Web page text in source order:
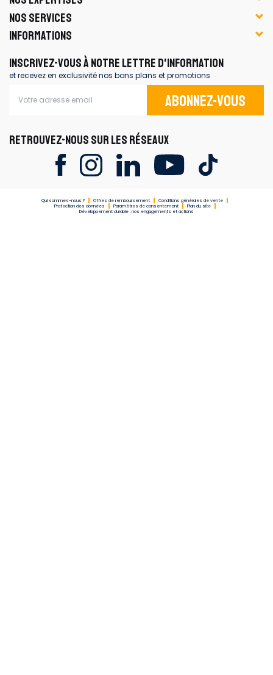
NOS SERVICES
INFORMATIONS
INSCRIVEZ-VOUS À NOTRE LETTRE D'INFORMATION
et recevez en exclusivité nos bons plans et promotions
Abonnez-vous
RETROUVEZ-NOUS SUR LES RÉSEAUX
Qui sommes-nous ? Offres de remboursement
Conditions générales de vente
Protection des données
Paramètres de consentement
Plan du site
Développement durable : nos engagements et actions